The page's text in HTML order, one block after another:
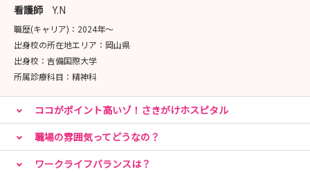
看護師 Y.N
職歴(キャリア)： 2024年〜
出身校の所在地エリア： 岡山県
出身校： 吉備国際大学
所属診療科目： 精神科
ココがポイント高いゾ！さきがけホスピタル
職場の雰囲気ってどうなの？
ワークライフバランスは？